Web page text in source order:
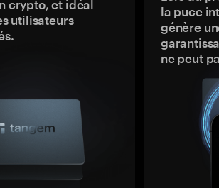
crypto, et idéal
utilisateurs
la puce
génère
ne peut